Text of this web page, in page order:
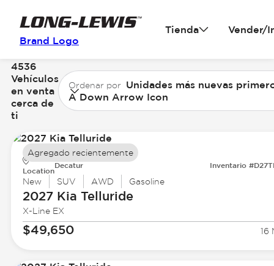
Brand Logo
Tienda Vender/
4536
Vehículos
en venta
cerca de
ti
Ordenar por Unidades más nuevas
A Down Arrow Icon
Location
Decatur Inventario
New SUV AWD Gasoline
2027 Kia Telluride
X-Line EX
$49,650 16
Agregado recientemente